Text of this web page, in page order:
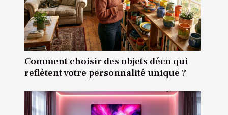
Comment choisir des objets déco qui
reflètent votre personnalité unique ?